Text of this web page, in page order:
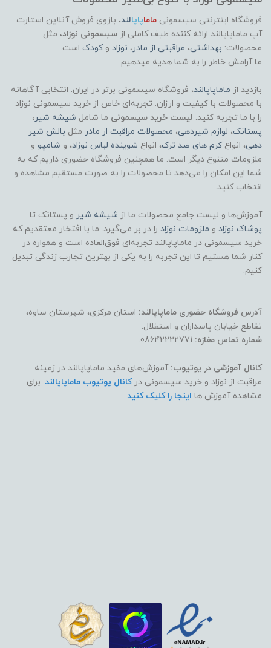
فروشگاه اینترنتی سیسمونی ماماپاپالند، بازوی فروش آنلاین استارت
آپ ماماپاپالند ارائه کننده طیف کاملی از سیسمونی نوزاد، مثل
محصولات: بهداشتی، مراقبتی از مادر، نوزاد وکودک است.
ما آرامش خاطر را به شما هدیه میدهیم.
بازدید از ماماپاپالند، فروشگاه سیسمونی برتر در ایران. انتخابی آگاهانه
با محصولات با کیفیت و ارزان. تجربه‌ای خاص از خرید سیسمونی نوزاد
را با ما تجربه کنید. لیست خرید سیسمونی ما شامل شیشه شیر،
پستانک، لوازم شیردهی، محصولات مراقبت از مادر مثل بالش شیر
دهی، انواعکرم های ضد ترک، انواع شوینده لباس نوزاد، و شامپو و
ملزومات متنوع دیگر است. ما همچنین فروشگاه حضوری داریم که به
شما این امکان را می‌دهد تا محصولات را به صورت مستقیم مشاهده و
انتخاب کنید.
آموزش‌ها و لیست جامع محصولات ما از شیشه شیر و پستانک تا
پوشاک نوزاد و ملزومات نوزاد را در بر می‌گیرد. ما با افتخار معتقدیم که
خرید سیسمونی در ماماپاپالند تجربه‌ای فوق‌العاده است و همواره در
کنار شما هستیم تا این تجربه را به یکی از بهترین تجارب زندگی تبدیل
کنیم.
آدرس فروشگاه حضوری ماماپاپالند: استان مرکزی، شهرستان ساوه،
تقاطع خیابان پاسداران و استقلال.
شماره تماس مغازه:
کانال آموزشی در یوتیوب: آموزش‌های مفید ماماپاپالند در زمینه
مراقبت از نوزاد و خرید سیسمونی درکانال یوتیوب ماماپاپالند. برای
مشاهده آموزش ها اینجا را کلیک کنید.